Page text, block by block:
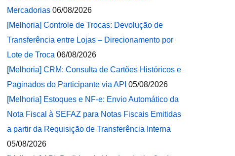
Mercadorias 06/08/2026
[Melhoria] Controle de Trocas: Devolução de
Transferência entre Lojas – Direcionamento por
Lote de Troca 06/08/2026
[Melhoria] CRM: Consulta de Cartões Históricos e
Paginados do Participante via API 05/08/2026
[Melhoria] Estoques e NF-e: Envio Automático da
Nota Fiscal à SEFAZ para Notas Fiscais Emitidas
a partir da Requisição de Transferência Interna
05/08/2026